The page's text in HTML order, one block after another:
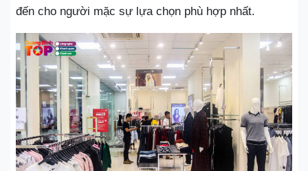
đến cho người mặc sự lựa chọn phù hợp nhất.